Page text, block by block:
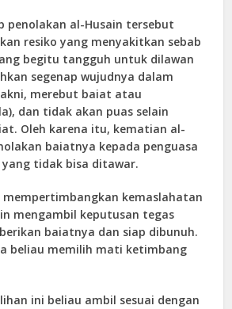
penolakan al-Husain tersebut
resiko yang menyakitkan sebab
begitu tangguh untuk dilawan
segenap wujudnya dalam
merebut baiat atau
dan tidak akan puas selain
Oleh karena itu, kematian al-
baiatnya kepada penguasa
tidak bisa ditawar.
mempertimbangkan kemaslahatan
mengambil keputusan tegas
baiatnya dan siap dibunuh.
beliau memilih mati ketimbang
ini beliau ambil sesuai dengan